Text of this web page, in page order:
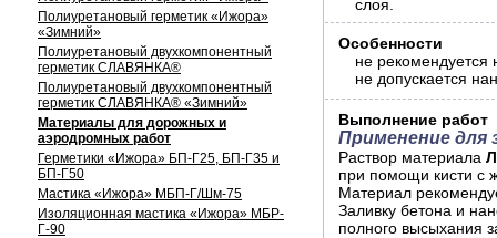
Полиуретановый герметик «Ижора»
«Зимний»
Полиуретановый двухкомпонентный
герметик СЛАВЯНКА®
Полиуретановый двухкомпонентный
герметик СЛАВЯНКА® «Зимний»
Материалы для дорожных и
аэродромных работ
Герметики «Ижора» БП-Г25, БП-Г35 и
БП-Г50
Мастика «Ижора» МБП-Г/Шм-75
Изоляционная мастика «Ижора» МБР-
Г-90
слоя.
Особенности
не рекомендуется
не допускается
Выполнение работ
Применение
Раствор материала
при помощи кисти с
Материал
Заливку бетона и
полного высыхания